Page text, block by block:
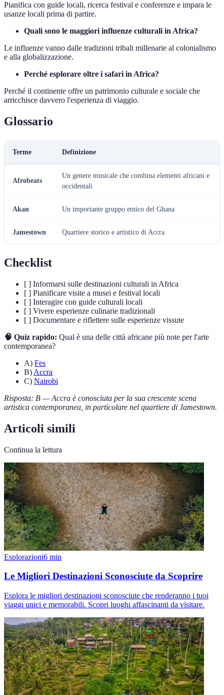
Pianifica con guide locali, ricerca festival e conferenze e impara le
usanze locali prima di partire.
Quali sono le maggiori influenze culturali in Africa?
Le influenze vanno dalle tradizioni tribali millenarie al colonialismo
e alla globalizzazione.
Perché esplorare oltre i safari in Africa?
Perché il continente offre un patrimonio culturale e sociale che
arricchisce davvero l'esperienza di viaggio.
Glossario
Terme Definizione
Afrobeats
Un genere musicale che combina elementi africani e
occidentali
Akan Un importante gruppo etnico del Ghana
Jamestown Quartiere storico e artistico di Accra
Checklist
[ ] Informarsi sulle destinazioni culturali in Africa
[ ] Pianificare visite a musei e festival locali
[ ] Interagire con guide culturali locali
[ ] Vivere esperienze culinarie tradizionali
[ ] Documentare e riflettere sulle esperienze vissute
🧠 Quiz rapido: Qual è una delle città africane più note per l'arte
contemporanea?
A) Fes
B) Accra
C) Nairobi
Risposta: B — Accra è conosciuta per la sua crescente scena
artistica contemporanea, in particolare nel quartiere di Jamestown.
Articoli simili
Continua la lettura
Esplorazioni6 min
Le Migliori Destinazioni Sconosciute da Scoprire
Esplora le migliori destinazioni sconosciute che renderanno i tuoi
viaggi unici e memorabili. Scopri luoghi affascinanti da visitare.